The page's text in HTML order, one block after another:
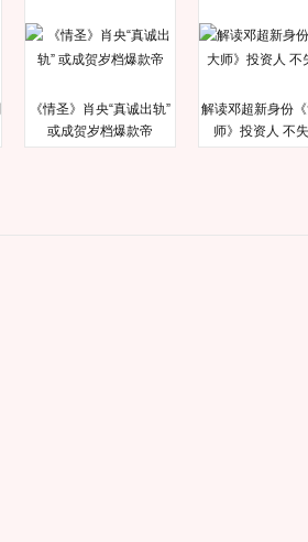
《情圣》肖央“真诚出轨”
或成贺岁档爆款帝
解读邓超新身份
师》投资人 不